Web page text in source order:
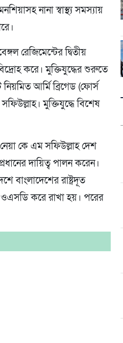
নানা স্বাস্থ্য সমস্যায়
রেজিমেন্টের দ্বিতীয়
করে। মুক্তিযুদ্ধের শুরুতে
আর্মি ব্রিগেড (ফোর্স
মুক্তিযুদ্ধে বিশেষ
কে এম সফিউল্লাহ দেশ
দায়িত্ব পালন করেন।
বাংলাদেশের রাষ্ট্রদূত
করে রাখা হয়। পরের